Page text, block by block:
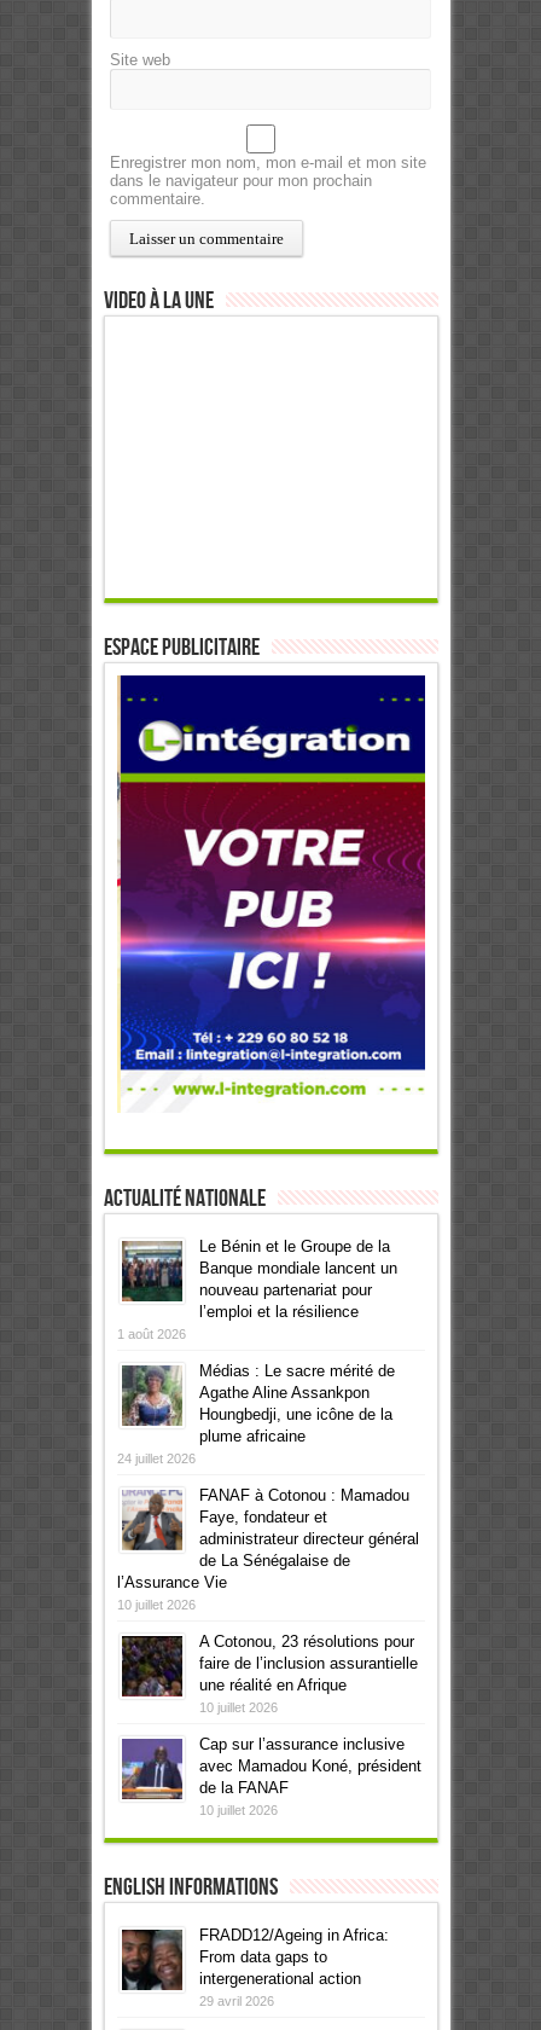
Site web
Enregistrer mon nom, mon e-mail et mon site
dans le navigateur pour mon prochain
commentaire.
Video à la Une
ESPACE PUBLICITAIRE
Actualité Nationale
Le Bénin et le Groupe de la
Banque mondiale lancent un
nouveau partenariat pour
l’emploi et la résilience
1 août 2026
Médias : Le sacre mérité de
Agathe Aline Assankpon
Houngbedji, une icône de la
plume africaine
24 juillet 2026
FANAF à Cotonou : Mamadou
Faye, fondateur et
administrateur directeur général
de La Sénégalaise de
l’Assurance Vie
10 juillet 2026
A Cotonou, 23 résolutions pour
faire de l’inclusion assurantielle
une réalité en Afrique
10 juillet 2026
Cap sur l’assurance inclusive
avec Mamadou Koné, président
de la FANAF
10 juillet 2026
English informations
FRADD12/Ageing in Africa:
From data gaps to
intergenerational action
29 avril 2026